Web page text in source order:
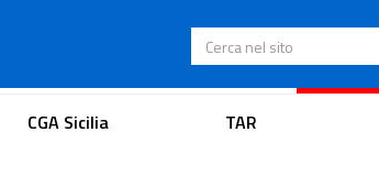
Cerca nel sito
dell'avvocato
CGA Sicilia TAR